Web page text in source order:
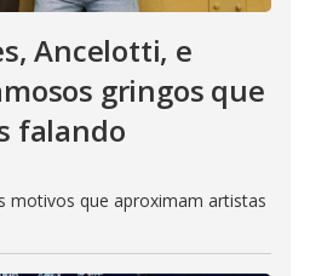
Ancelotti, e
gringos que
falando
motivos que aproximam artistas